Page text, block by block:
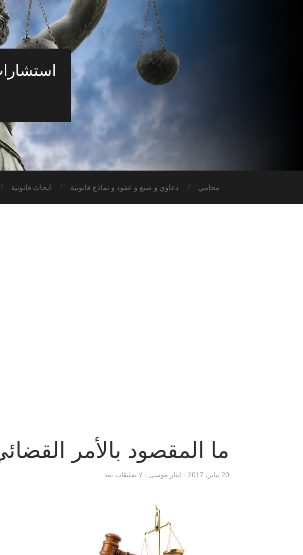
محامي دعاوي و صيغ و عقود و نماذج قانونية ابحاث قانونية
ما المقصود بالأمر
20 يناير، 2017 / ايثار موسى / لا تعليقات بعد